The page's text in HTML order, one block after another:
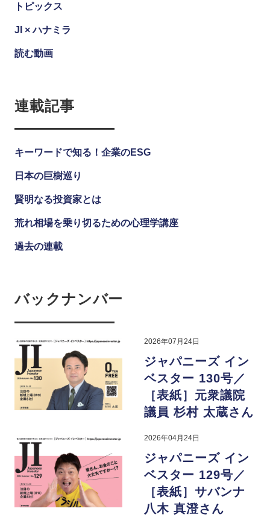
トピックス
JI × ハナミラ
読む動画
連載記事
キーワードで知る！企業のESG
日本の巨樹巡り
賢明なる投資家とは
荒れ相場を乗り切るための心理学講座
過去の連載
バックナンバー
2026年07月24日
ジャパニーズ イン
ベスター 130号／
［表紙］元衆議院
議員 杉村 太蔵さん
2026年04月24日
ジャパニーズ イン
ベスター 129号／
［表紙］サバンナ
八木 真澄さん